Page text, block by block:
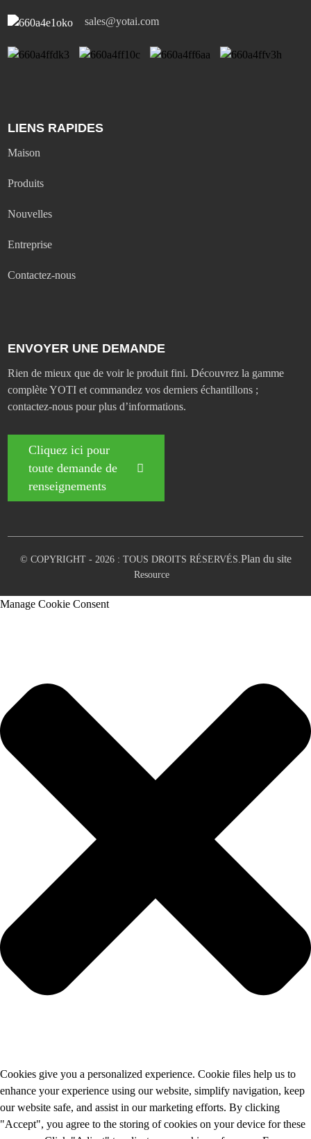
sales@yotai.com
LIENS RAPIDES
Maison
Produits
Nouvelles
Entreprise
Contactez-nous
ENVOYER UNE DEMANDE
Rien de mieux que de voir le produit fini. Découvrez la gamme
complète YOTI et commandez vos derniers échantillons ;
contactez-nous pour plus d’informations.
Cliquez ici pour
toute demande de
renseignements
© COPYRIGHT - 2026 : TOUS DROITS RÉSERVÉS.Plan du site
Resource
Manage Cookie Consent
Cookies give you a personalized experience. Cookie files help us to
enhance your experience using our website, simplify navigation, keep
our website safe, and assist in our marketing efforts. By clicking
"Accept", you agree to the storing of cookies on your device for these